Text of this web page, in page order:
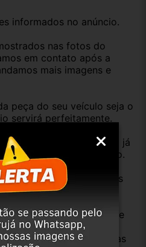
informados no anúncio.
nas fotos do
em contato após a
mais imagens e
peça do seu veículo seja o
servirá perfeitamente.
o KM, pois o veículo já
estão em ótimo estado.
de anunciar e enviar, elas
e apresentam desgaste
são apenas as
garantimos que nossas